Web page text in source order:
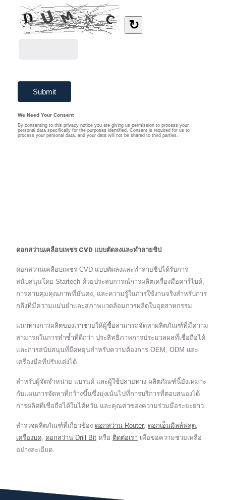
ดอกสว่านเคลือบเพชร CVD แบบตัดลงและทำลายชิป
ดอกสว่านเคลือบเพชร CVD แบบตัดลงและทำลายชิปได้รับการ
สนับสนุนโดย Startech ด้วยประสบการณ์การผลิตเครื่องมือคาร์ไบด์,
การควบคุมคุณภาพที่มั่นคง, และความรู้ในการใช้งานจริงสำหรับการ
กลึงที่มีความแม่นยำและสภาพแวดล้อมการผลิตในอุตสาหกรรม
แนวทางการผลิตของเราช่วยให้ผู้ซื้อสามารถจัดหาผลิตภัณฑ์ที่มีความ
สามารถในการทำซ้ำที่ดีกว่า ประสิทธิภาพการประมวลผลที่เชื่อถือได้
และการสนับสนุนที่ยืดหยุ่นสำหรับความต้องการ OEM, ODM และ
เครื่องมือที่ปรับแต่งได้.
สำหรับผู้จัดจำหน่าย แบรนด์ และผู้ใช้ปลายทาง ผลิตภัณฑ์นี้ยังเหมาะ
กับแผนการจัดหาที่กว้างขึ้นซึ่งมุ่งเน้นไปที่การบริการที่ตอบสนองได้
การผลิตที่เชื่อถือได้ในไต้หวัน และคุณค่าของความร่วมมือระยะยาว.
สำรวจผลิตภัณฑ์ที่เกี่ยวข้อง ดอกสว่าน Router, ดอกเอ็นมิลล์ฟลุต,
เครื่องบด, ดอกสว่าน Drill Bit หรือ ติดต่อเรา เพื่อขอความช่วยเหลือ
อย่างละเอียด.